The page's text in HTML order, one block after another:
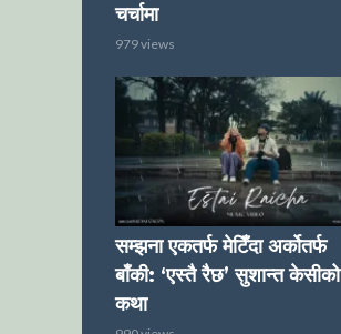
चर्चामा
979 views
सम्झना एकतर्फ मेटिँदा अर्कोतर्फ
बाँकी: ‘एस्तै रैछ’ सुशान्त केसीको
कथा